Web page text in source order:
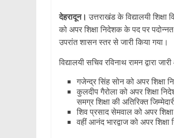
देहरादून। उत्तराखंड के विद्यालयी शिक्षा
को अपर शिक्षा निदेशक के पद पर
उपरांत शासन स्तर से जारी किया गया।
विद्यालयी सचिव रविनाथ रामन द्वारा
गजेन्द्र सिंह सोन को अपर शिक्षा
कुलदीप गैरोला को अपर शिक्षा
समग्र शिक्षा की अतिरिक्त
शिव प्रसाद सेमवाल को अपर
वहीं आनंद भारद्वाज को अपर